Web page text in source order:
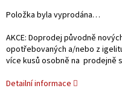
Položka byla vyprodána…
AKCE: Doprodej původně
opotřebovaných a/nebo z
více kusů osobně na prodejně
Detailní informace